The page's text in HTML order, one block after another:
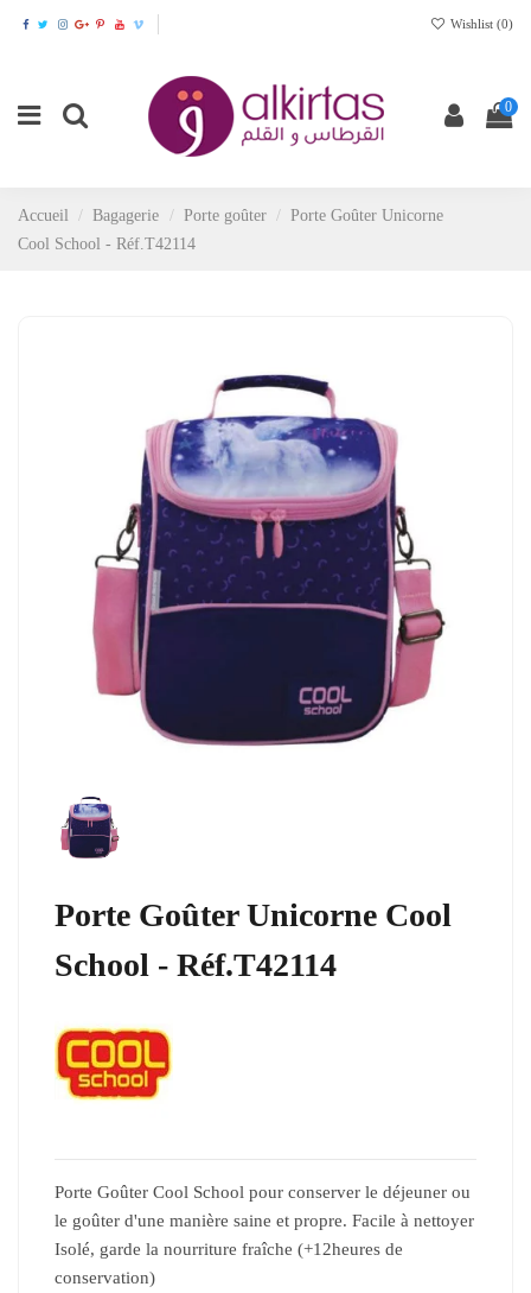
Wishlist (0)
0
Accueil Bagagerie Porte goûter
Porte Goûter Unicorne
Cool School - Réf.T42114
Porte Goûter Unicorne Cool
School - Réf.T42114
Porte Goûter Cool School pour conserver le déjeuner ou
le goûter d'une manière saine et propre. Facile à nettoyer
Isolé, garde la nourriture fraîche (+12heures de
conservation)